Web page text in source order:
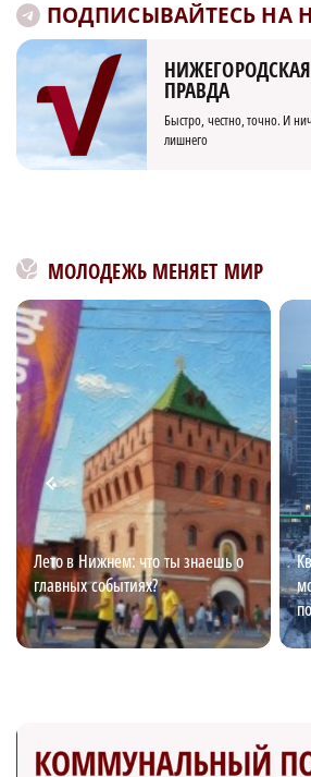
ПОДПИСЫВАЙТЕСЬ НА
НИЖЕГОРОДСКАЯ
ПРАВДА
Быстро, честно, точно. И
лишнего
МОЛОДЕЖЬ МЕНЯЕТ МИР
Лето в Нижнем: что ты знаешь о
главных событиях?